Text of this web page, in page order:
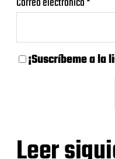
¡Suscríbeme a la